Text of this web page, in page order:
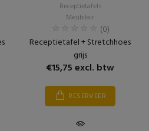
Receptietafels
Meubilair
(0)
Receptietafel + Stretchhoes
grijs
€15,75 excl. btw
RESERVEER